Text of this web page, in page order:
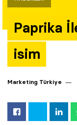
Paprika
isim
Marketing Türkiye
Yazarlar
Araştırma